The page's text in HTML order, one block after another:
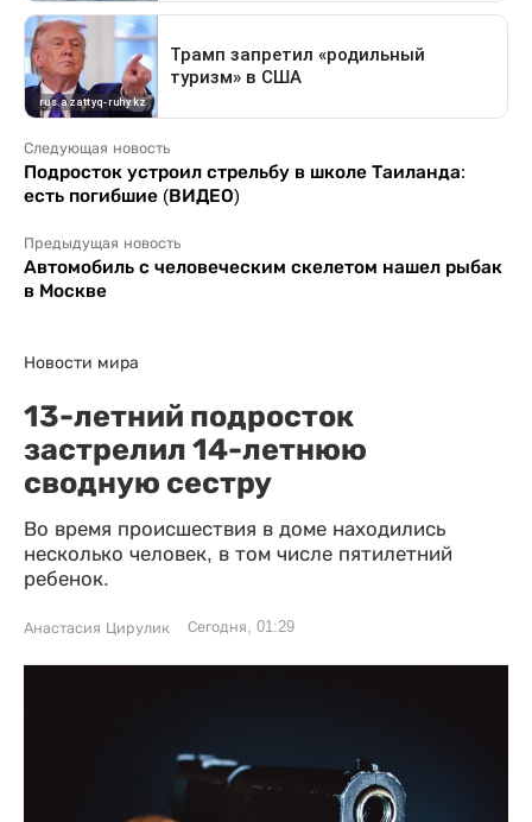
Следующая новость
Подросток устроил стрельбу в школе Таиланда:
есть погибшие (ВИДЕО)
Предыдущая новость
Автомобиль с человеческим скелетом нашел рыбак
в Москве
Новости мира
13-летний подросток
застрелил 14-летнюю
сводную сестру
Во время происшествия в доме находились
несколько человек, в том числе пятилетний
ребенок.
Анастасия Цирулик Сегодня, 01:29